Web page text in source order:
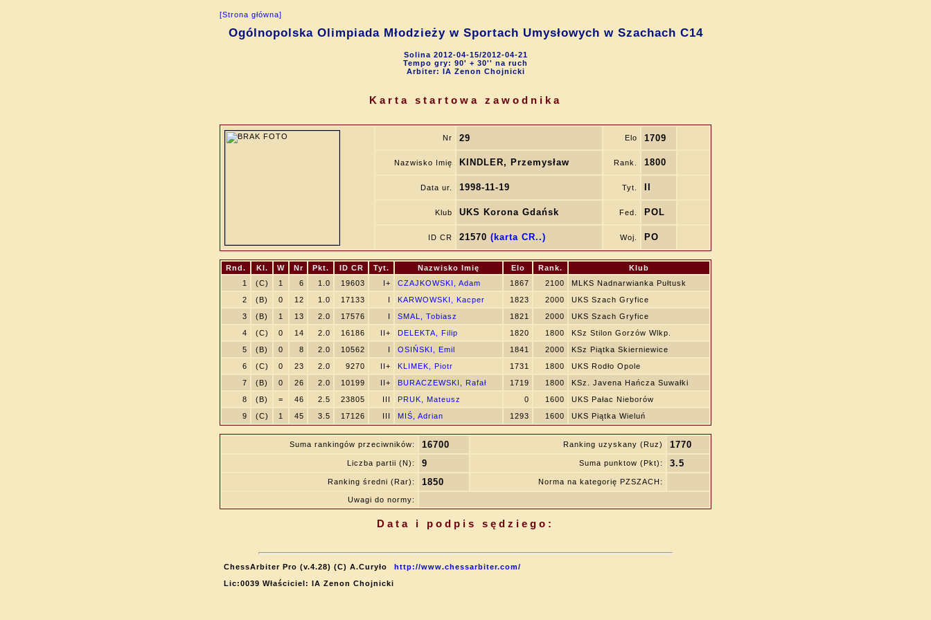
[Strona główna]
Ogólnopolska Olimpiada Młodzieży w Sportach Umysłowych w Szachach C14
Solina 2012-04-15/2012-04-21
Tempo gry: 90' + 30'' na ruch
Arbiter: IA Zenon Chojnicki
Karta startowa zawodnika
Nr 29 Elo 1709
Nazwisko Imię KINDLER, Przemysław Rank. 1800
Data ur. 1998-11-19 Tyt.
Klub UKS Korona Gdańsk Fed. POL
ID CR 21570 (karta CR..) Woj. PO
Rnd. Kl. W Nr Pkt. ID CR Tyt. Nazwisko Imię Elo Rank.
Klub
1
(C) 1 6 1.0 19603 I+ CZAJKOWSKI, Adam 1867 2100
MLKS Nadnarwianka Pułtusk
2
(B) 0 12 1.0 17133 I KARWOWSKI, Kacper 1823 2000
UKS Szach Gryfice
3
(B) 1 13 2.0 17576 I SMAL, Tobiasz 1821 2000
UKS Szach Gryfice
4
(C) 0 14 2.0 16186 II+ DELEKTA, Filip 1820 1800
KSz Stilon Gorzów Wlkp.
5
(B) 0 8 2.0 10562 I OSIŃSKI, Emil 1841 2000
KSz Piątka Skierniewice
6
(C) 0 23 2.0 9270 II+ KLIMEK, Piotr 1731 1800
UKS Rodło Opole
7
(B) 0 26 2.0 10199 II+ BURACZEWSKI, Rafał 1719 1800
KSz. Javena Hańcza Suwałki
8
(B) = 46 2.5 23805 III PRUK, Mateusz 0 1600
UKS Pałac Nieborów
9
(C) 1 45 3.5 17126 III MIŚ, Adrian 1293 1600 UKS Piątka Wieluń
Suma rankingów przeciwników: 16700 Ranking uzyskany (Ruz) 1770
Liczba partii (N): 9 Suma punktow (Pkt): 3.5
Ranking średni (Rar): 1850 Norma na kategorię PZSZACH:
Uwagi do normy:
Data i podpis sędziego:
ChessArbiter Pro (v.4.28) (C) A.Curyło
http://www.chessarbiter.com/
Lic:0039 Właściciel: IA Zenon Chojnicki